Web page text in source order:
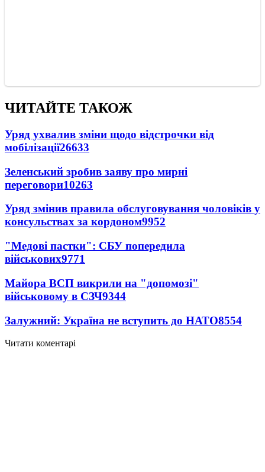
ЧИТАЙТЕ ТАКОЖ
Уряд ухвалив зміни щодо відстрочки від
мобілізації26633
Зеленський зробив заяву про мирні
переговори10263
Уряд змінив правила обслуговування чоловіків у
консульствах за кордоном9952
"Медові пастки": СБУ попередила
військових9771
Майора ВСП викрили на "допомозі"
військовому в СЗЧ9344
Залужний: Україна не вступить до НАТО8554
Читати коментарі